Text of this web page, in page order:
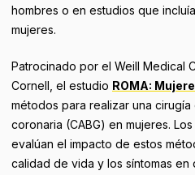
hombres o en estudios que
mujeres.
Patrocinado por el Weill Medical
Cornell, el estudio ROMA:
métodos para realizar una
coronaria (CABG) en mujeres.
evalúan el impacto de estos
calidad de vida y los síntomas en